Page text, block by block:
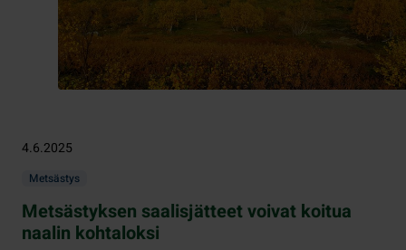
4.6.2025
Metsästys
Metsästyksen saalisjätteet voivat koitua
naalin kohtaloksi